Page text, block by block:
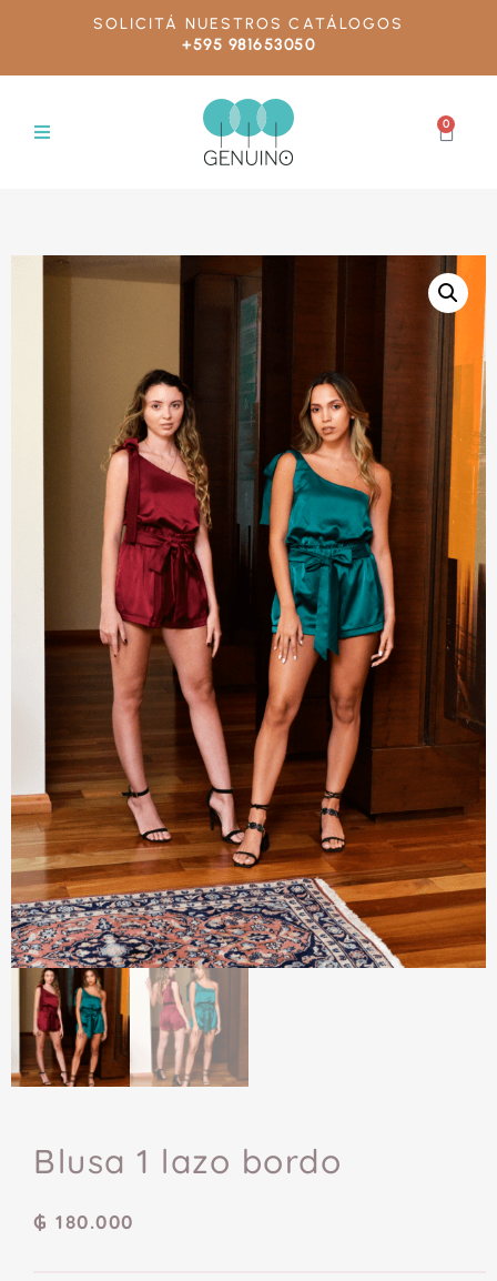
SOLICITÁ NUESTROS CATÁLOGOS
+595 981653050
0
Blusa 1 lazo bordo
₲ 180.000